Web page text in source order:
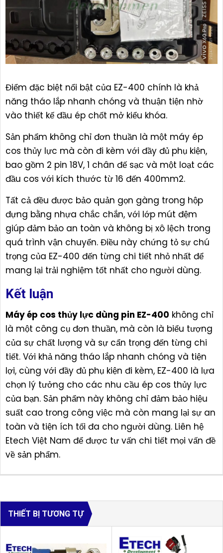
Điểm đặc biệt nổi bật của EZ-400 chính là khả
năng tháo lắp nhanh chóng và thuận tiện nhờ
vào thiết kế đầu ép chốt mở kiểu khóa.
Sản phẩm không chỉ đơn thuần là một máy ép
cos thủy lực mà còn đi kèm với đầy đủ phụ kiện,
bao gồm 2 pin 18V, 1 chân đế sạc và một loạt các
đầu cos với kích thước từ 16 đến 400mm2.
Tất cả đều được bảo quản gọn gàng trong hộp
đựng bằng nhựa chắc chắn, với lớp mút đệm
giúp đảm bảo an toàn và không bị xô lệch trong
quá trình vận chuyển. Điều này chứng tỏ sự chú
trọng của EZ-400 đến từng chi tiết nhỏ nhất để
mang lại trải nghiệm tốt nhất cho người dùng.
Kết luận
Máy ép cos thủy lực dùng pin EZ-400 không chỉ
là một công cụ đơn thuần, mà còn là biểu tượng
của sự chất lượng và sự cẩn trọng đến từng chi
tiết. Với khả năng tháo lắp nhanh chóng và tiện
lợi, cùng với đầy đủ phụ kiện đi kèm, EZ-400 là lựa
chọn lý tưởng cho các nhu cầu ép cos thủy lực
của bạn. Sản phẩm này không chỉ đảm bảo hiệu
suất cao trong công việc mà còn mang lại sự an
toàn và tiện ích tối đa cho người dùng. Liên hệ
Etech Việt Nam để được tư vấn chi tiết mọi vấn đề
về sản phẩm.
THIẾT BỊ TƯƠNG TỰ